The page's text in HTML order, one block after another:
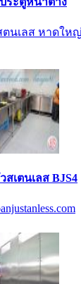
ตนเลส หาดใหญ่
สเตนเลส BJS4